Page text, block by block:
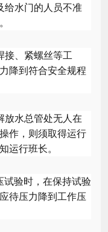
给水门的人员不准
接、紧螺丝等工
降到符合安全规程
放水总管处无人在
作，则须取得运行
运行班长。
试验时，在保持试验
待压力降到工作压